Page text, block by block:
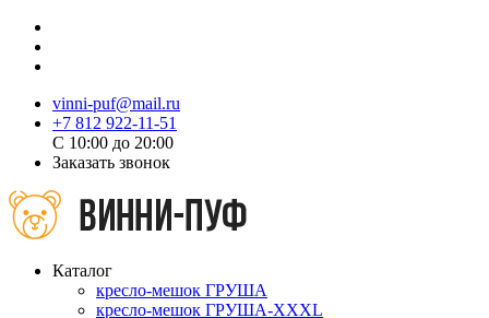
vinni-puf@mail.ru
+7 812 922-11-51
C 10:00 до 20:00
Заказать звонок
Каталог
кресло-мешок ГРУША
кресло-мешок ГРУША-XXXL